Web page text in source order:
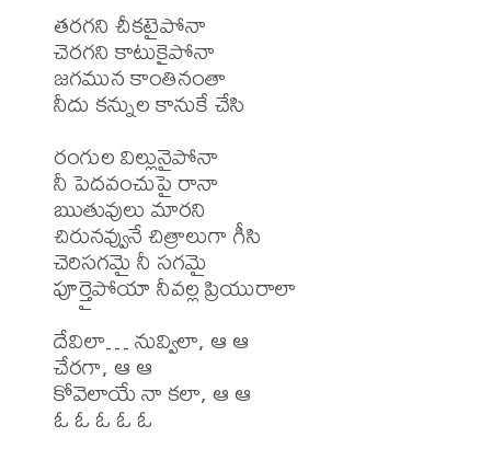
తరగని చీకటైపోనా
చెరగని కాటుకైపోనా
జగమున కాంతినంతా
నీదు కన్నుల కానుకే చేసి
రంగుల విల్లునైపోనా
నీ పెదవంచుపై రానా
ఋతువులు మారని
చిరునవ్వునే చిత్రాలుగా గీసి
చెరిసగమై నీ సగమై
పూర్తైపోయా నీవల్ల ప్రియురాలా
దేవిలా… నువ్విలా, ఆ ఆ
చేరగా, ఆ ఆ
కోవెలాయే నా కలా, ఆ ఆ